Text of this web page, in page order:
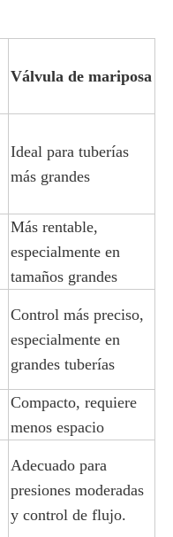
Válvula de mariposa
Ideal para tuberías
más grandes
Más rentable,
especialmente en
tamaños grandes
Control más preciso,
especialmente en
grandes tuberías
Compacto, requiere
menos espacio
Adecuado para
presiones moderadas
y control de flujo.